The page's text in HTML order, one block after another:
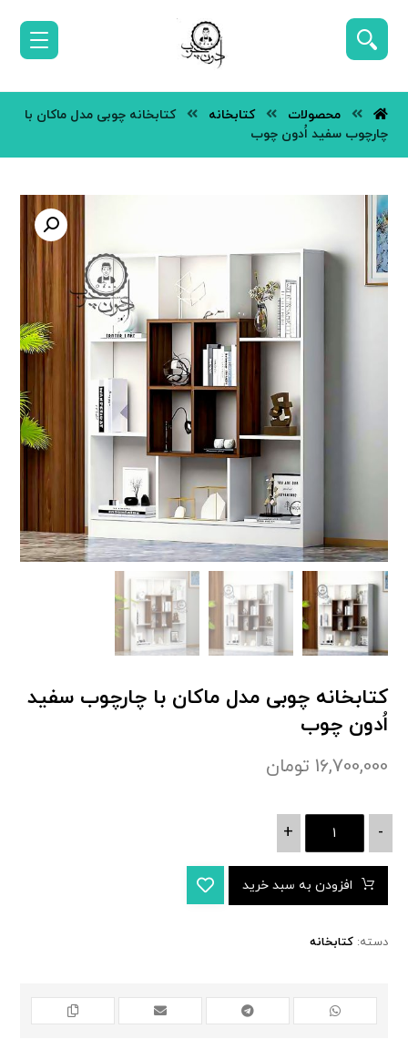
محصولات کتابخانه
کتابخانه چوبی مدل ماکان با
چارچوب سفید اُدون چوب
کتابخانه چوبی مدل ماکان با چارچوب سفید
اُدون چوب
16,700,000 تومان
-
+
افزودن به سبد خرید
دسته:کتابخانه